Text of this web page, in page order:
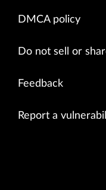
DMCA policy
Do not sell or
Feedback
Report a